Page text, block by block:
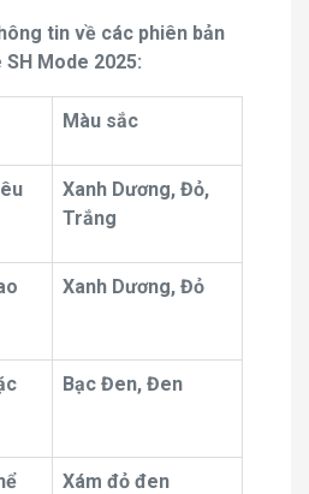
tin về các phiên bản
Mode 2025:
Màu sắc
Xanh Dương, Đỏ,
Trắng
Xanh Dương, Đỏ
Bạc Đen, Đen
Xám đỏ đen